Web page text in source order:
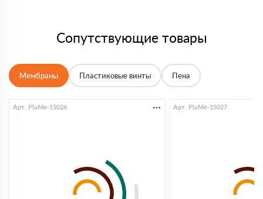
Сопутствующие товары
Мембраны Пластиковые винты Пена
Арт. PlaMe-15026 Арт. PlaMe-15027